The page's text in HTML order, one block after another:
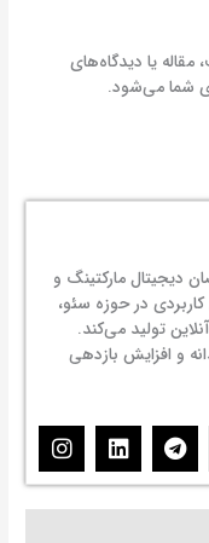
یا دیدگاه‌های
شما می‌شود.
دیجیتال مارکتینگ و
در حوزه سئو،
تولید می‌کند.
و افزایش بازدهی
T
e
l
L
i
n
I
n
s